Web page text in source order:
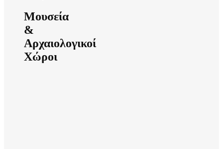
Μουσεία
&
Αρχαιολογικοί
Χώροι